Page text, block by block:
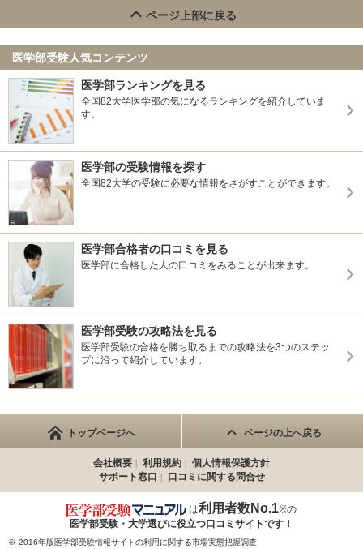
ページ上部に戻る
医学部受験人気コンテンツ
医学部ランキングを見る
全国82大学医学部の気になるランキングを紹介していま
す。
医学部の受験情報を探す
全国82大学の受験に必要な情報をさがすことができます。
医学部合格者の口コミを見る
医学部に合格した人の口コミをみることが出来ます。
医学部受験の攻略法を見る
医学部受験の合格を勝ち取るまでの攻略法を3つのステッ
プに沿って紹介しています。
トップページへ ページの上へ戻る
会社概要 利用規約
個人情報保護方針
サポート窓口
口コミに関する問合せ
は利用者数No.1※の
医学部受験・大学選びに役立つ口コミサイトです！
※ 2016年版医学部受験情報サイトの利用に関する市場実態把握調査